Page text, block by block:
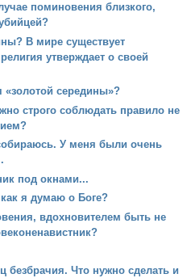
поминовения близкого,
В мире существует
утверждает о своей
«золотой середины»?
строго соблюдать правило не
У меня были очень
под окнами...
я думаю о Боге?
вдохновителем быть не
безбрачия. Что нужно сделать и